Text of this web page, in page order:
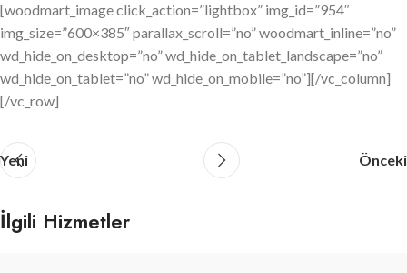
[woodmart_image click_action=”lightbox” img_id=”954″
img_size=”600×385″ parallax_scroll=”no” woodmart_inline=”no”
wd_hide_on_desktop=”no” wd_hide_on_tablet_landscape=”no”
wd_hide_on_tablet=”no” wd_hide_on_mobile=”no”][/vc_column]
[/vc_row]
Yeni Önceki
İlgili Hizmetler